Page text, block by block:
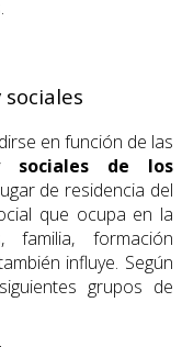
en función de las
sociales de los
de residencia del
que ocupa en la
familia, formación
influye. Según
grupos de